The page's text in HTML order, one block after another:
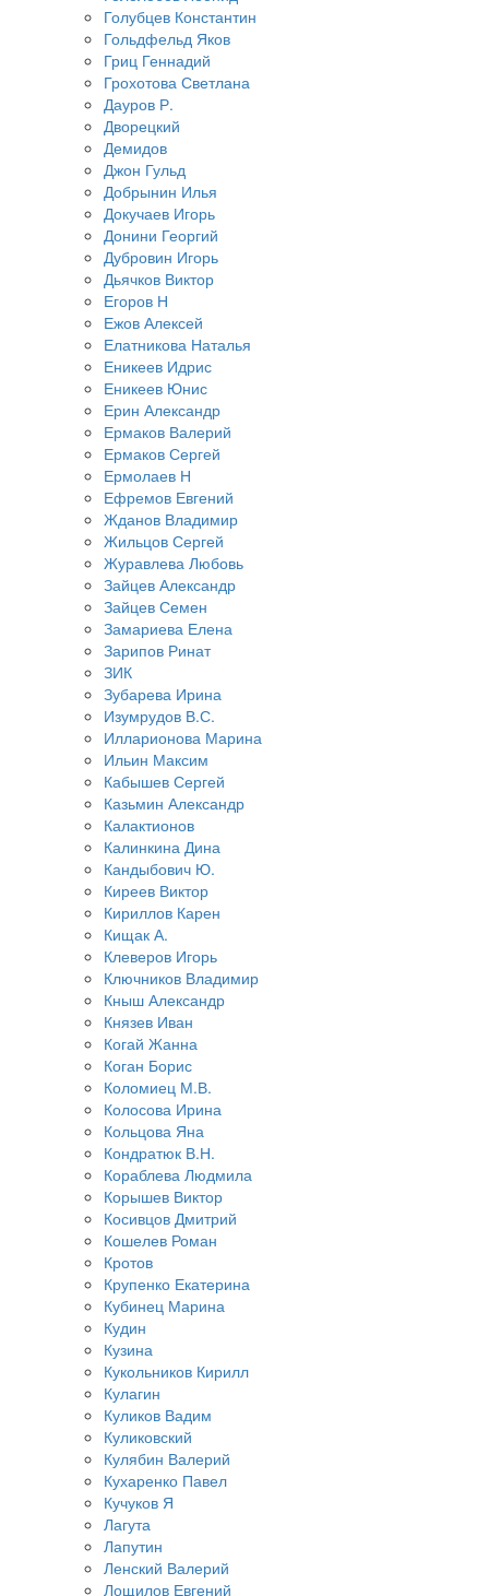
Голубцев Константин
Гольдфельд Яков
Гриц Геннадий
Грохотова Светлана
Дауров Р.
Дворецкий
Демидов
Джон Гульд
Добрынин Илья
Докучаев Игорь
Донини Георгий
Дубровин Игорь
Дьячков Виктор
Егоров Н
Ежов Алексей
Елатникова Наталья
Еникеев Идрис
Еникеев Юнис
Ерин Александр
Ермаков Валерий
Ермаков Сергей
Ермолаев Н
Ефремов Евгений
Жданов Владимир
Жильцов Сергей
Журавлева Любовь
Зайцев Александр
Зайцев Семен
Замариева Елена
Зарипов Ринат
ЗИК
Зубарева Ирина
Изумрудов В.С.
Илларионова Марина
Ильин Максим
Кабышев Сергей
Казьмин Александр
Калактионов
Калинкина Дина
Кандыбович Ю.
Киреев Виктор
Кириллов Карен
Кищак А.
Клеверов Игорь
Ключников Владимир
Кныш Александр
Князев Иван
Когай Жанна
Коган Борис
Коломиец М.В.
Колосова Ирина
Кольцова Яна
Кондратюк В.Н.
Кораблева Людмила
Корышев Виктор
Косивцов Дмитрий
Кошелев Роман
Кротов
Крупенко Екатерина
Кубинец Марина
Кудин
Кузина
Кукольников Кирилл
Кулагин
Куликов Вадим
Куликовский
Кулябин Валерий
Кухаренко Павел
Кучуков Я
Лагута
Лапутин
Ленский Валерий
Лощилов Евгений